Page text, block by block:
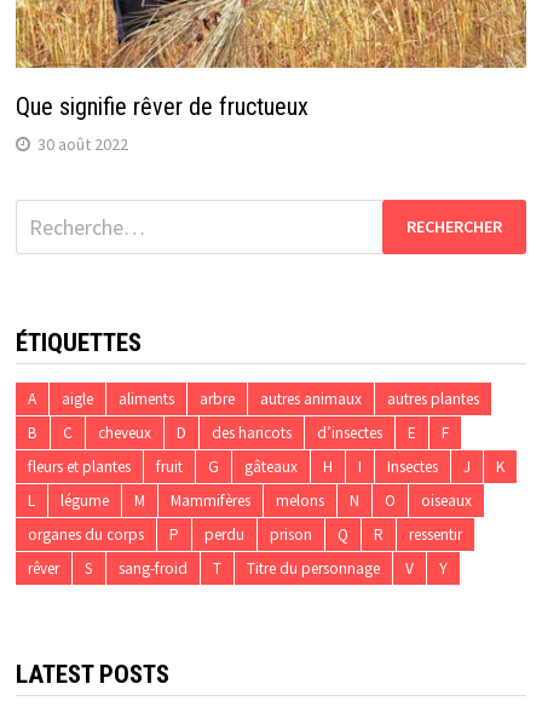
Que signifie rêver de fructueux
30 août 2022
Rechercher :
ÉTIQUETTES
A aigle aliments arbre autres animaux
autres plantes
B
C cheveux D des haricots d’insectes E
F
fleurs et plantes
fruit G gâteaux H I Insectes J
K
L
légume M Mammifères melons N O
oiseaux
organes du corps
P perdu prison Q R
ressentir
rêver
S sang-froid T Titre du personnage V Y
LATEST POSTS